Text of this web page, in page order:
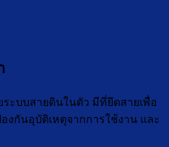
ะบบสายดินในตัว มีที่ยึดสายเพื่อ
งกันอุบัติเหตุจากการใช้งาน และ